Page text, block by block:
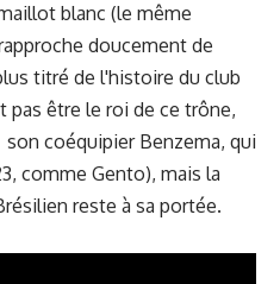
blanc (le même
doucement de
titré de l'histoire du club
pas être le roi de ce trône,
coéquipier Benzema, qui
comme Gento), mais la
reste à sa portée.